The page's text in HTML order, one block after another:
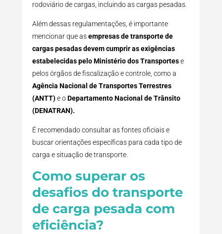
rodoviário de cargas, incluindo as cargas pesadas.
Além dessas regulamentações, é importante
mencionar que asempresas de transporte de
cargas pesadas devem cumprir as exigências
estabelecidas pelo Ministério dos Transportese
pelos órgãos de fiscalização e controle, como a
Agência Nacional de Transportes Terrestres
(ANTT)e oDepartamento Nacional de Trânsito
(DENATRAN).
É recomendado consultar as fontes oficiais e
buscar orientações específicas para cada tipo de
carga e situação de transporte.
Como superar os
desafios do transporte
de carga pesada com
eficiência?